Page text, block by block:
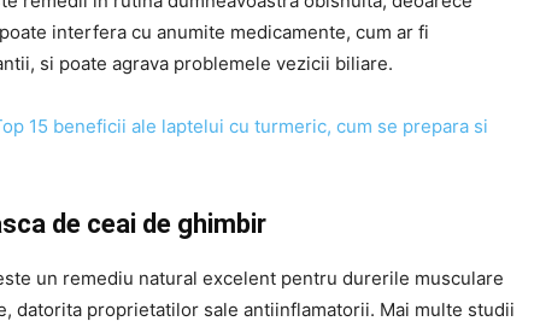
interfera cu anumite medicamente, cum ar fi
si poate agrava problemele vezicii biliare.
15 beneficii ale laptelui cu turmeric, cum se prepara si
de ceai de ghimbir
un remediu natural excelent pentru durerile musculare
datorita proprietatilor sale antiinflamatorii. Mai multe studii